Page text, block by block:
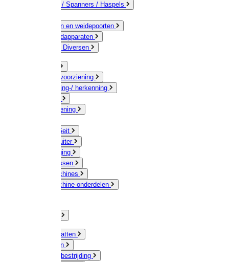
Verbinders / Spanners / Haspels
Doorgangen en weidepoorten
Schrikdraadapparaten
Afrastering Diversen
Drinkwatervoorziening
Veemarkering-/ herkenning
Voervoorziening
Schaap / Geit
Paard & Ruiter
Veeverzorging
Scheermessen
Scheermachines
Scheermachine onderdelen
Muizen / Ratten
Drukspuiten
Ongediertebestrijding